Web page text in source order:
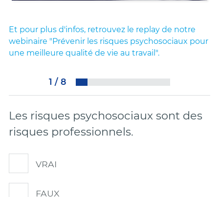
Et pour plus d'infos, retrouvez le replay de notre
webinaire "Prévenir les risques psychosociaux pour
une meilleure qualité de vie au travail".
1 /8
Les risques psychosociaux sont des
risques professionnels.
VRAI
FAUX